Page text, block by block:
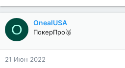
O OnealUSA
ПокерПро🥈
21 Июн 2022